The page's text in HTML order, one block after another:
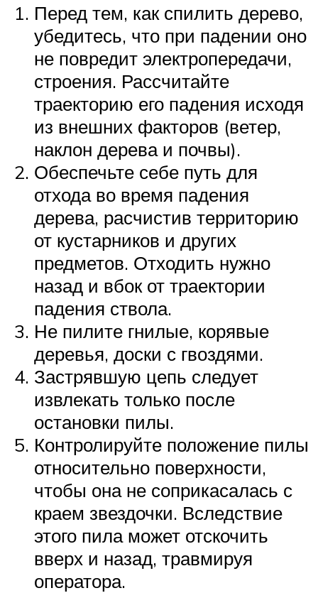
Перед тем, как спилить дерево,
убедитесь, что при падении оно
не повредит электропередачи,
строения. Рассчитайте
траекторию его падения исходя
из внешних факторов (ветер,
наклон дерева и почвы).
Обеспечьте себе путь для
отхода во время падения
дерева, расчистив территорию
от кустарников и других
предметов. Отходить нужно
назад и вбок от траектории
падения ствола.
Не пилите гнилые, корявые
деревья, доски с гвоздями.
Застрявшую цепь следует
извлекать только после
остановки пилы.
Контролируйте положение пилы
относительно поверхности,
чтобы она не соприкасалась с
краем звездочки. Вследствие
этого пила может отскочить
вверх и назад, травмируя
оператора.